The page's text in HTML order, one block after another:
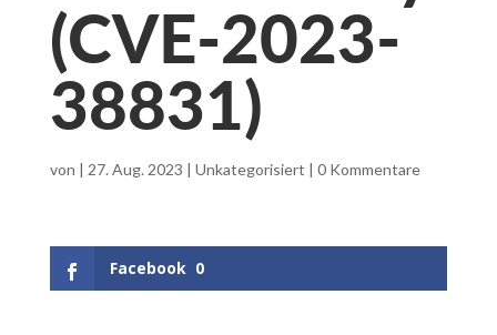
(CVE-2023-
38831)
von | 27. Aug. 2023 | Unkategorisiert | 0 Kommentare
Facebook 0